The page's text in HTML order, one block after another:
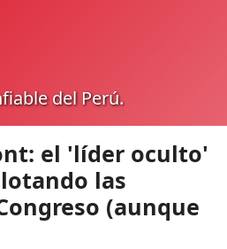
del Perú.
el 'líder oculto'
las
(aunque